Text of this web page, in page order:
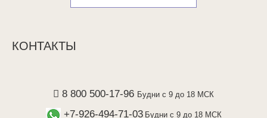
КОНТАКТЫ
8 800 500-17-96 Будни с 9 до 18 МСК
+7-926-494-71-03 Будни с 9 до 18 МСК